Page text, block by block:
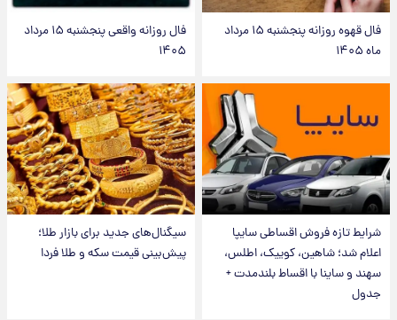
فال قهوه روزانه پنجشنبه ۱۵ مرداد
ماه ۱۴۰۵
فال روزانه واقعی پنجشنبه ۱۵ مرداد
۱۴۰۵
شرایط تازه فروش اقساطی سایپا
اعلام شد؛ شاهین، کوییک، اطلس،
سهند و ساینا با اقساط بلندمدت +
جدول
سیگنال‌های جدید برای بازار طلا؛
پیش‌بینی قیمت سکه و طلا فردا